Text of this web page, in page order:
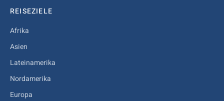
REISEZIELE
Afrika
Asien
Lateinamerika
Nordamerika
Europa